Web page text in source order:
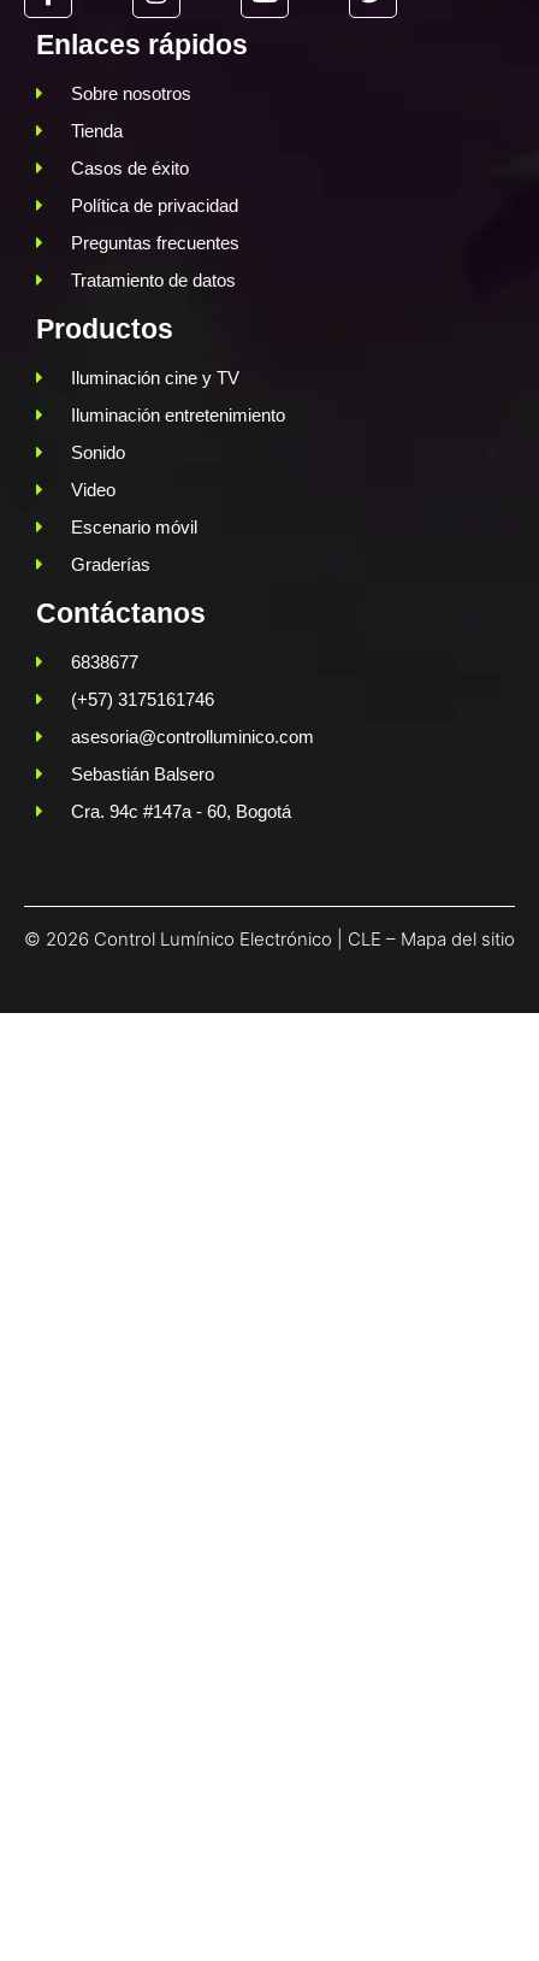
Enlaces rápidos
Sobre nosotros
Tienda
Casos de éxito
Política de privacidad
Preguntas frecuentes
Tratamiento de datos
Productos
Iluminación cine y TV
Iluminación entretenimiento
Sonido
Video
Escenario móvil
Graderías
Contáctanos
6838677
(+57) 3175161746
asesoria@controlluminico.com
Sebastián Balsero
Cra. 94c #147a - 60, Bogotá
© 2026 Control Lumínico Electrónico | CLE – Mapa del sitio